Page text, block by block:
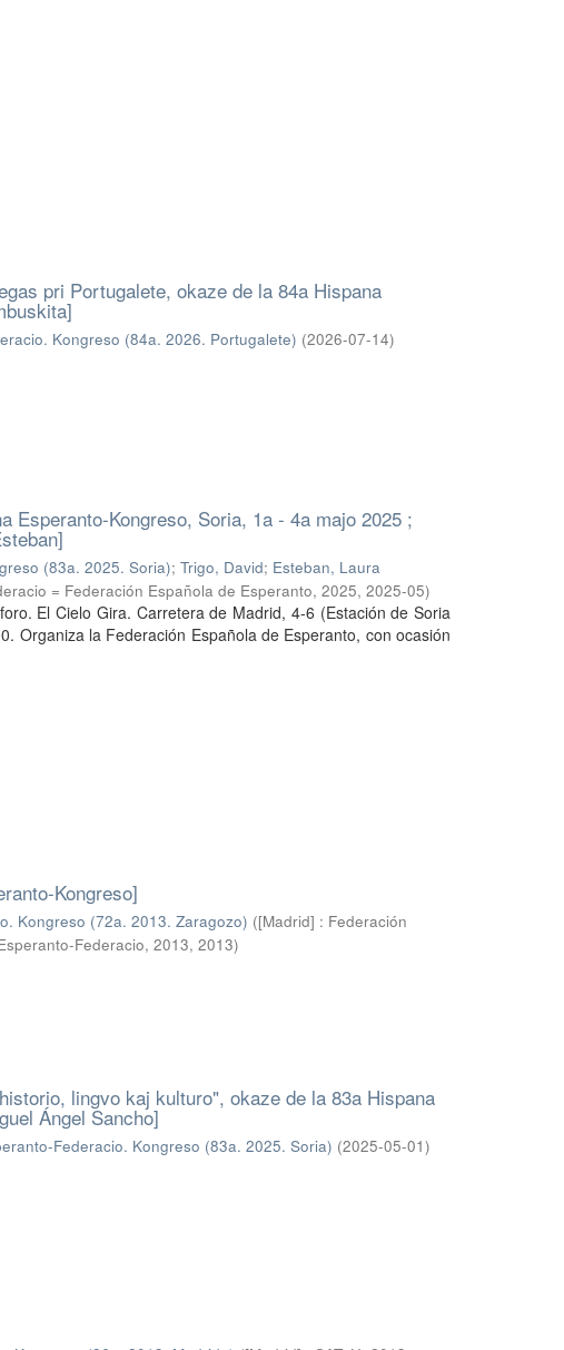
pri Portugalete, okaze de la 84a Hispana
Kongreso (84a. 2026. Portugalete) (2026-07-14)
Esperanto-Kongreso, Soria, 1a - 4a majo 2025 ;
(83a. 2025. Soria); Trigo, David; Esteban, Laura
= Federación Española de Esperanto, 2025, 2025-05)
El Cielo Gira. Carretera de Madrid, 4-6 (Estación de Soria
Organiza la Federación Española de Esperanto, con ocasión
Kongreso]
Kongreso (72a. 2013. Zaragozo) ([Madrid] : Federación
Federacio, 2013, 2013)
lingvo kaj kulturo", okaze de la 83a Hispana
Ángel Sancho]
Federacio. Kongreso (83a. 2025. Soria) (2025-05-01)